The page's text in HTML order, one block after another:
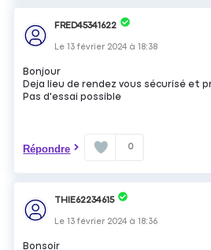
FRED45341622
Le13 février 2024 à18:38
Bonjour
Deja lieu de rendez vous sécurisé et
Pas d'essai possible
Répondre 0
THIE62234615
Le13 février 2024 à18:36
Bonsoir